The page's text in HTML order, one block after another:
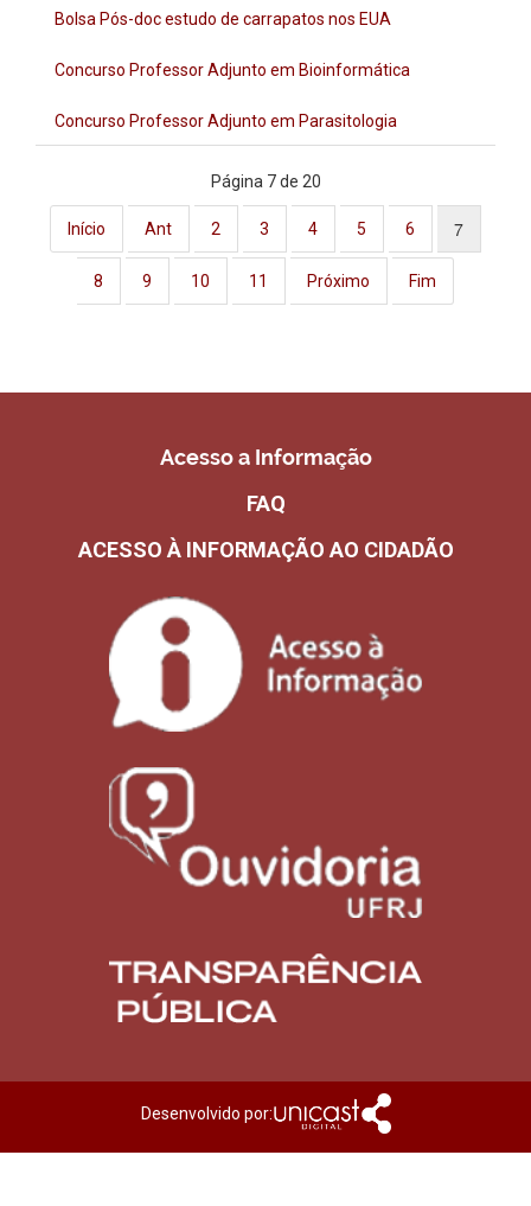
Bolsa Pós-doc estudo de carrapatos nos EUA
Concurso Professor Adjunto em Bioinformática
Concurso Professor Adjunto em Parasitologia
Página 7 de 20
Início Ant 2 3 4 5 6 7
8 9 10 11 Próximo Fim
Acesso a Informação
FAQ
ACESSO À INFORMAÇÃO AO CIDADÃO
Desenvolvido por: